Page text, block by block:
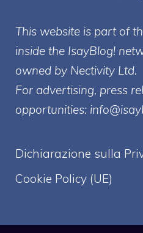
This website is part of
inside the IsayBlog!
owned by Nectivity Ltd.
For advertising, press
opportunities:
Dichiarazione sulla
Cookie Policy (UE)